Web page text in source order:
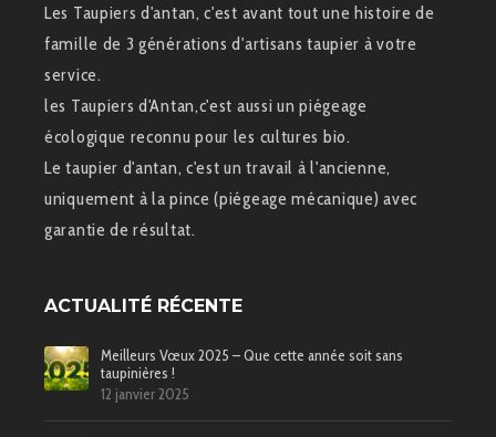
Les Taupiers d'antan, c'est avant tout une histoire de
famille de 3 générations d'artisans taupier à votre
service.
les Taupiers d'Antan,c'est aussi un piégeage
écologique reconnu pour les cultures bio.
Le taupier d'antan, c'est un travail à l'ancienne,
uniquement à la pince (piégeage mécanique) avec
garantie de résultat.
ACTUALITÉ RÉCENTE
Meilleurs Vœux 2025 – Que cette année soit sans
taupinières !
12 janvier 2025